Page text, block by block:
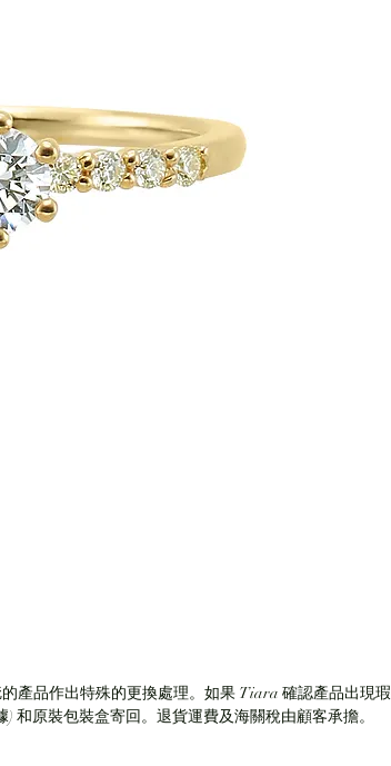
產品作出特殊的更換處理。如果 Tiara 確認產品出現
和原裝包裝盒寄回。退貨運費及海關稅由顧客承擔。